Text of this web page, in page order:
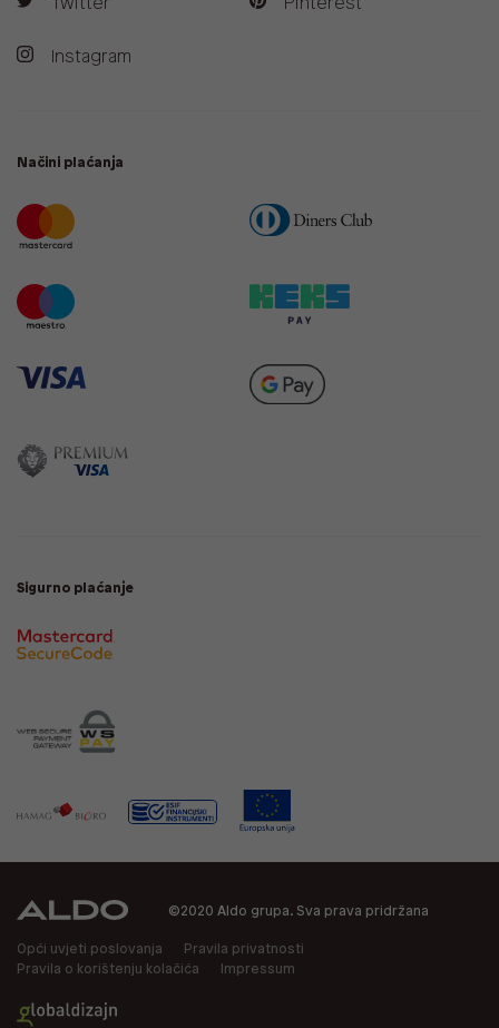
Twitter
Instagram
Pinterest
Načini plaćanja
Sigurno plaćanje
©2020 Aldo grupa. Sva prava pridržana
Opći uvjeti poslovanja
Pravila privatnosti
Pravila o korištenju kolačića
Impressum